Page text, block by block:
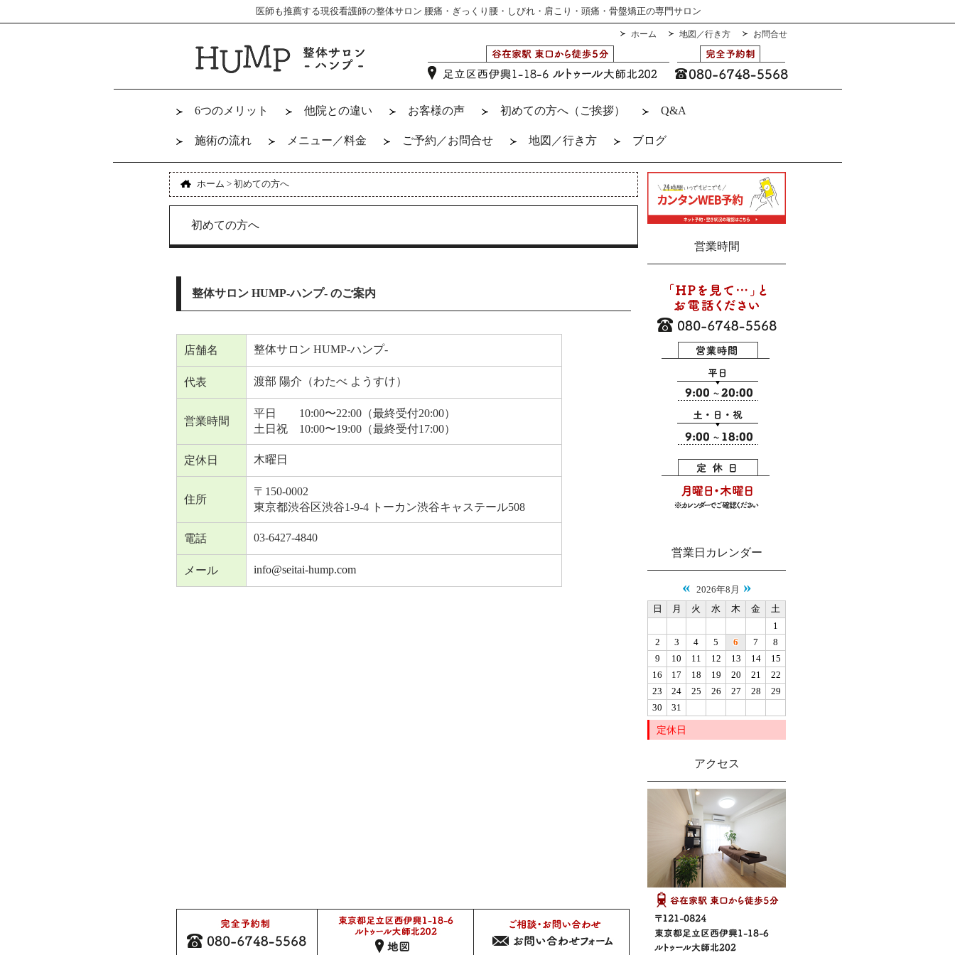
医師も推薦する現役看護師の整体サロン 腰痛・ぎっくり腰・しびれ・肩こり・頭痛・骨盤矯正の専門サロン
ホーム 地図／行き方 お問合せ
6つのメリット 他院との違い お客様の声 初めての方へ（ご挨拶） Q&A
施術の流れ メニュー／料金 ご予約／お問合せ 地図／行き方 ブログ
ホーム > 初めての方へ
初めての方へ
整体サロン HUMP-ハンプ- のご案内
店舗名 整体サロン HUMP-ハンプ-
代表 渡部 陽介（わたべ ようすけ）
営業時間
平日 10:00〜22:00（最終受付20:00）
土日祝 10:00〜19:00（最終受付17:00）
定休日 木曜日
住所
〒150-0002
東京都渋谷区渋谷1-9-4 トーカン渋谷キャステール508
電話 03-6427-4840
メール info@seitai-hump.com
営業時間
営業日カレンダー
« 2026年8月 »
日 月 火 水 木 金
土
1
2
3 4 5 6 7
8
9
10 11 12 13 14
15
16
17 18 19 20 21
22
23
24 25 26 27 28
29
30
31
定休日
アクセス